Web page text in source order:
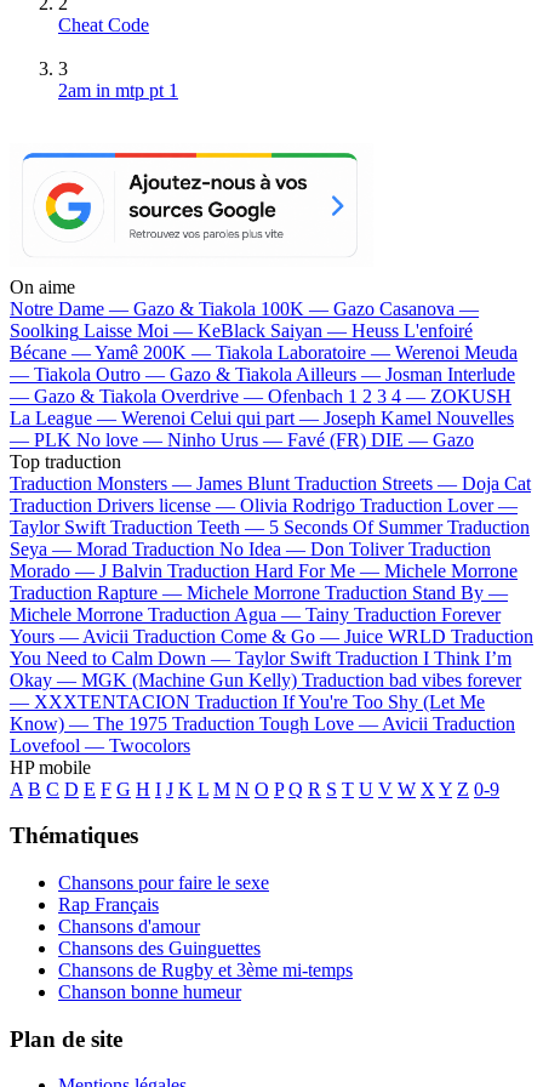
Cheat Code
3
2am in mtp pt 1
On aime
Notre Dame — Gazo & Tiakola 100K — Gazo Casanova —
Soolking Laisse Moi — KeBlack Saiyan — Heuss L'enfoiré
Bécane —Yamê 200K — Tiakola Laboratoire — Werenoi Meuda
— Tiakola Outro — Gazo & Tiakola Ailleurs — Josman Interlude
— Gazo & Tiakola Overdrive — Ofenbach 1 2 3 4 — ZOKUSH
La League — Werenoi Celui qui part — Joseph Kamel Nouvelles
— PLK No love — Ninho Urus — Favé (FR) DIE — Gazo
Top traduction
Traduction Monsters — James Blunt Traduction Streets — Doja Cat
Traduction Drivers license — Olivia Rodrigo Traduction Lover —
Taylor Swift Traduction Teeth — 5 Seconds Of Summer Traduction
Seya — Morad Traduction No Idea — Don Toliver Traduction
Morado — J Balvin Traduction Hard For Me — Michele Morrone
Traduction Rapture — Michele Morrone Traduction Stand By —
Michele Morrone Traduction Agua — Tainy Traduction Forever
Yours — Avicii Traduction Come & Go — Juice WRLD Traduction
You Need to Calm Down — Taylor Swift Traduction I Think I’m
Okay — MGK (Machine Gun Kelly) Traduction bad vibes forever
— XXXTENTACION Traduction If You're Too Shy (Let Me
Know) — The 1975 Traduction Tough Love — Avicii Traduction
Lovefool — Twocolors
HP mobile
A B C D E F G H I J K L M N O P Q R S T U V W X Y Z 0-9
Thématiques
Chansons pour faire le sexe
Rap Français
Chansons d'amour
Chansons des Guinguettes
Chansons de Rugby et 3ème mi-temps
Chanson bonne humeur
Plan de site